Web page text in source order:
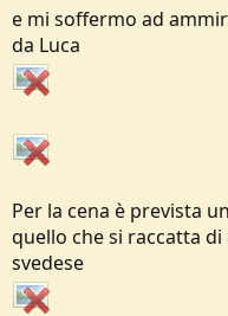
e mi soffermo ad
da Luca
Per la cena è prevista
quello che si raccatta
svedese